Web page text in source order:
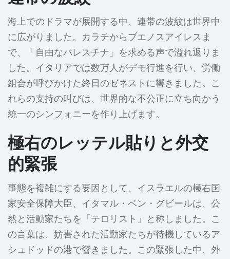
海上でのドラマが展開する中、連帯の波紋は世界中
に広がりました。カラチからブエノスアイレスま
で、「自由なパレスチナ」を求める声で溢れ返りま
した。イタリアでは数万人がデモ行進を行い、労働
組合が呼びかけた終日のゼネストに響きました。こ
れらの支持の叫びは、世界的な不公正に立ち向かう
統一のシンフォニーを作り上げます。
極右のレッテル貼りと外交
的緊張
事態を複雑にする要因として、イスラエルの極右国
家安全保障大臣、イタマル・ベン・グビールは、公
然と活動家たちを「テロリスト」と称しました。こ
の言葉は、妨害された活動家たちが待機しているア
シュドッドの港で響きました。この緊張した中、外